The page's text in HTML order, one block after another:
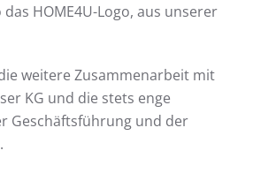
HOME4U-Logo, aus unserer
weitere Zusammenarbeit mit
KG und die stets enge
Geschäftsführung und der